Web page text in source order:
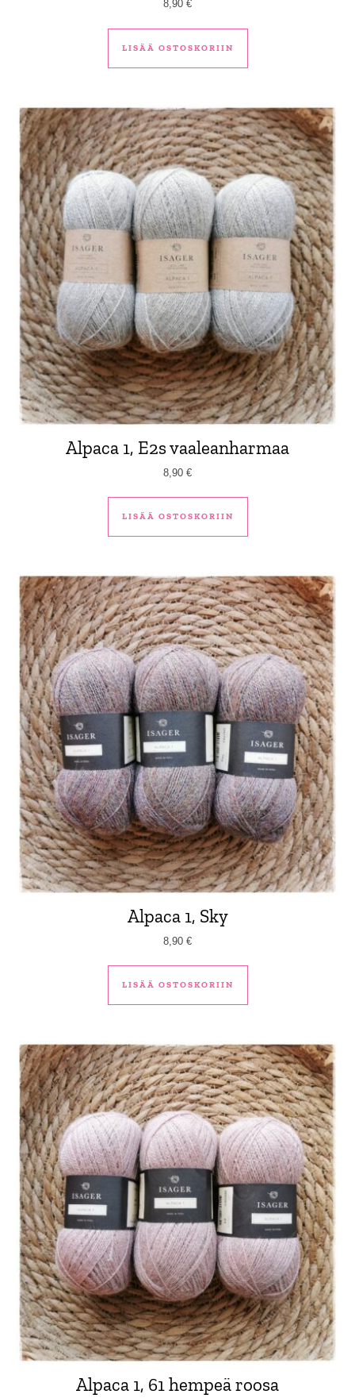
8,90 €
LISÄÄ OSTOSKORIIN
Alpaca 1, E2s vaaleanharmaa
8,90 €
LISÄÄ OSTOSKORIIN
Alpaca 1, Sky
8,90 €
LISÄÄ OSTOSKORIIN
Alpaca 1, 61 hempeä roosa